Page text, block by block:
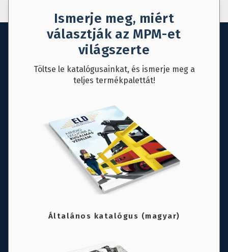
Ismerje meg, miért
választják az MPM-et
világszerte
Töltse le katalógusainkat, és ismerje meg a
teljes termékpalettát!
Általános katalógus (magyar)